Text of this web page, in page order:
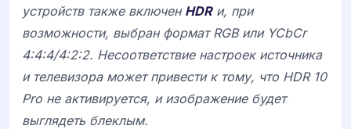
устройств также включен HDRи, при
возможности, выбран формат RGB или YCbCr
4:4:4/4:2:2. Несоответствие настроек источника
и телевизора может привести к тому, что HDR 10
Pro не активируется, и изображение будет
выглядеть блеклым.